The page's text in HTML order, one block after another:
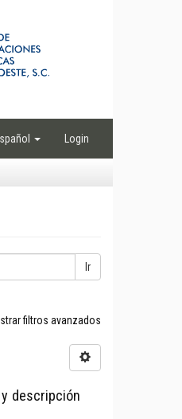
Login
Ir
filtros avanzados
descripción